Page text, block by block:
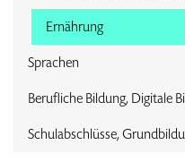
Ernährung
Sprachen
Berufliche Bildung, Digitale
Schulabschlüsse,